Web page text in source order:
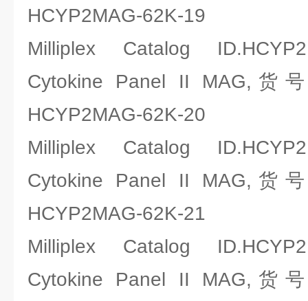
HCYP2MAG-62K-19
Milliplex Catalog
Cytokine Panel II MAG,货
HCYP2MAG-62K-20
Milliplex Catalog
Cytokine Panel II MAG,货
HCYP2MAG-62K-21
Milliplex Catalog
Cytokine Panel II MAG,货